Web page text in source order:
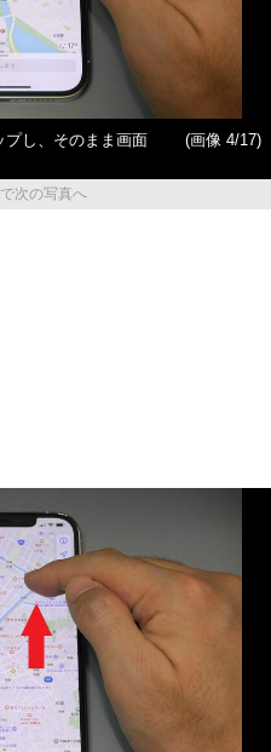
し、そのまま画面
(画像 4/17)
次の写真へ